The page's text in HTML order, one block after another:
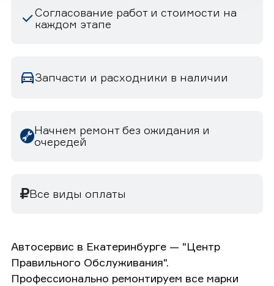
Согласование работ и стоимости на
каждом этапе
Запчасти и расходники в наличии
Начнем ремонт без ожидания и
очередей
Все виды оплаты
Автосервис в Екатеринбурге — "Центр
Правильного Обслуживания".
Профессионально ремонтируем все марки